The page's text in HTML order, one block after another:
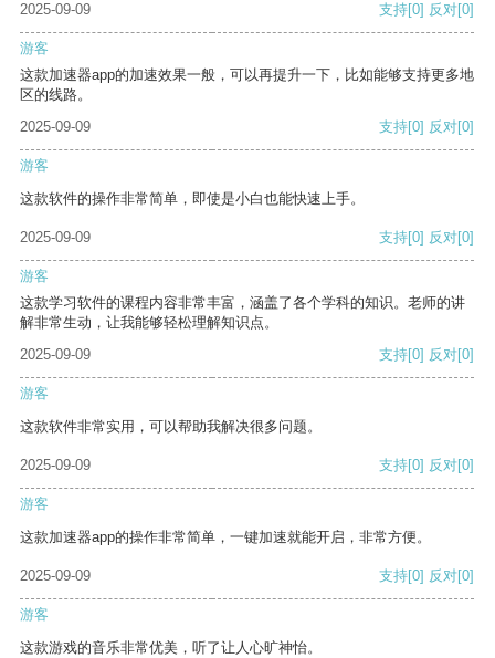
2025-09-09
支持[0] 反对[0]
游客
这款加速器app的加速效果一般，可以再提升一下，比如能够支持更多地
区的线路。
2025-09-09
支持[0] 反对[0]
游客
这款软件的操作非常简单，即使是小白也能快速上手。
2025-09-09 支持[0] 反对[0]
游客
这款学习软件的课程内容非常丰富，涵盖了各个学科的知识。老师的讲
解非常生动，让我能够轻松理解知识点。
2025-09-09
支持[0] 反对[0]
游客
这款软件非常实用，可以帮助我解决很多问题。
2025-09-09 支持[0] 反对[0]
游客
这款加速器app的操作非常简单，一键加速就能开启，非常方便。
2025-09-09 支持[0] 反对[0]
游客
这款游戏的音乐非常优美，听了让人心旷神怡。